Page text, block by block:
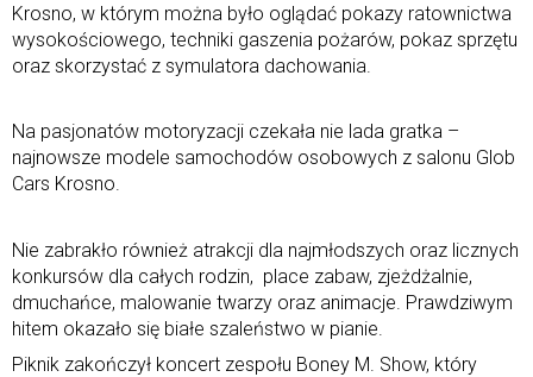
Krosno, w którym można było oglądać pokazy ratownictwa
wysokościowego, techniki gaszenia pożarów, pokaz sprzętu
oraz skorzystać z symulatora dachowania.
Na pasjonatów motoryzacji czekała nie lada gratka –
najnowsze modele samochodów osobowych z salonu Glob
Cars Krosno.
Nie zabrakło również atrakcji dla najmłodszych oraz licznych
konkursów dla całych rodzin, place zabaw, zjeżdżalnie,
dmuchańce, malowanie twarzy oraz animacje. Prawdziwym
hitem okazało się białe szaleństwo w pianie.
Piknik zakończył koncert zespołu Boney M. Show, który